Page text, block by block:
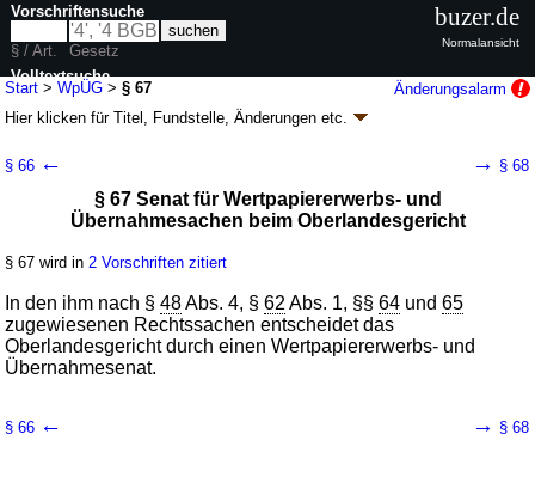
Start >WpÜG >§ 67
Änderungsalarm
Hier klicken fürTitel, Fundstelle, Änderungen etc.
Übernahmegesetz (WpÜG)
Artikel 1 G. v. 20.12.2001BGBl. I S. 3822; zuletzt geändert durchArtikel 13
G. v. 04.02.2026BGBl. 2026 I Nr. 33
33 weitere Fassungen | Drucksachen / Entwurf / Begründung
wird in 149 Vorschriften zitiert
Abschnitt 9 Gerichtliche Zuständigkeit;
Übergangsregelungen
§ 66 ← → § 68
§ 67 Senat für Wertpapiererwerbs- und
Übernahmesachen beim Oberlandesgericht
§ 67 wird in 2 Vorschriften zitiert
In den ihm nach §48Abs. 4, §62 Abs. 1, §§64 und65
zugewiesenen Rechtssachen entscheidet das
Oberlandesgericht durch einen Wertpapiererwerbs- und
Übernahmesenat.
§ 66 ← → § 68
Vorschriftensuche
§ / Art.
Gesetz
Volltextsuche
nur in WpÜG
buzer.de
Normalansicht